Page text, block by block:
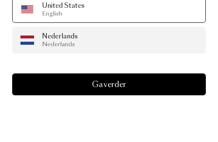
United States
English
Nederlands
Nederlands
Ga verder